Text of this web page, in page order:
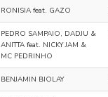
RONISIA feat. GAZO
PEDRO SAMPAIO, DADJU &
ANITTA feat. NICKY JAM &
MC PEDRINHO
BENJAMIN BIOLAY